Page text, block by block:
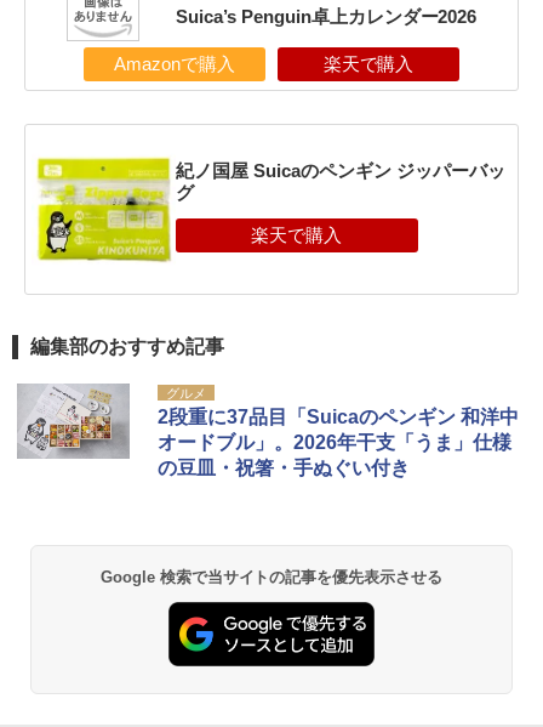
Suica’s Penguin卓上カレンダー2026
Amazonで購入 楽天で購入
紀ノ国屋 Suicaのペンギン ジッパーバッ
グ
編集部のおすすめ記事
グルメ
2段重に37品目「Suicaのペンギン 和洋中
オードブル」。2026年干支「うま」仕様
の豆皿・祝箸・手ぬぐい付き
Google 検索で当サイトの記事を優先表示させる